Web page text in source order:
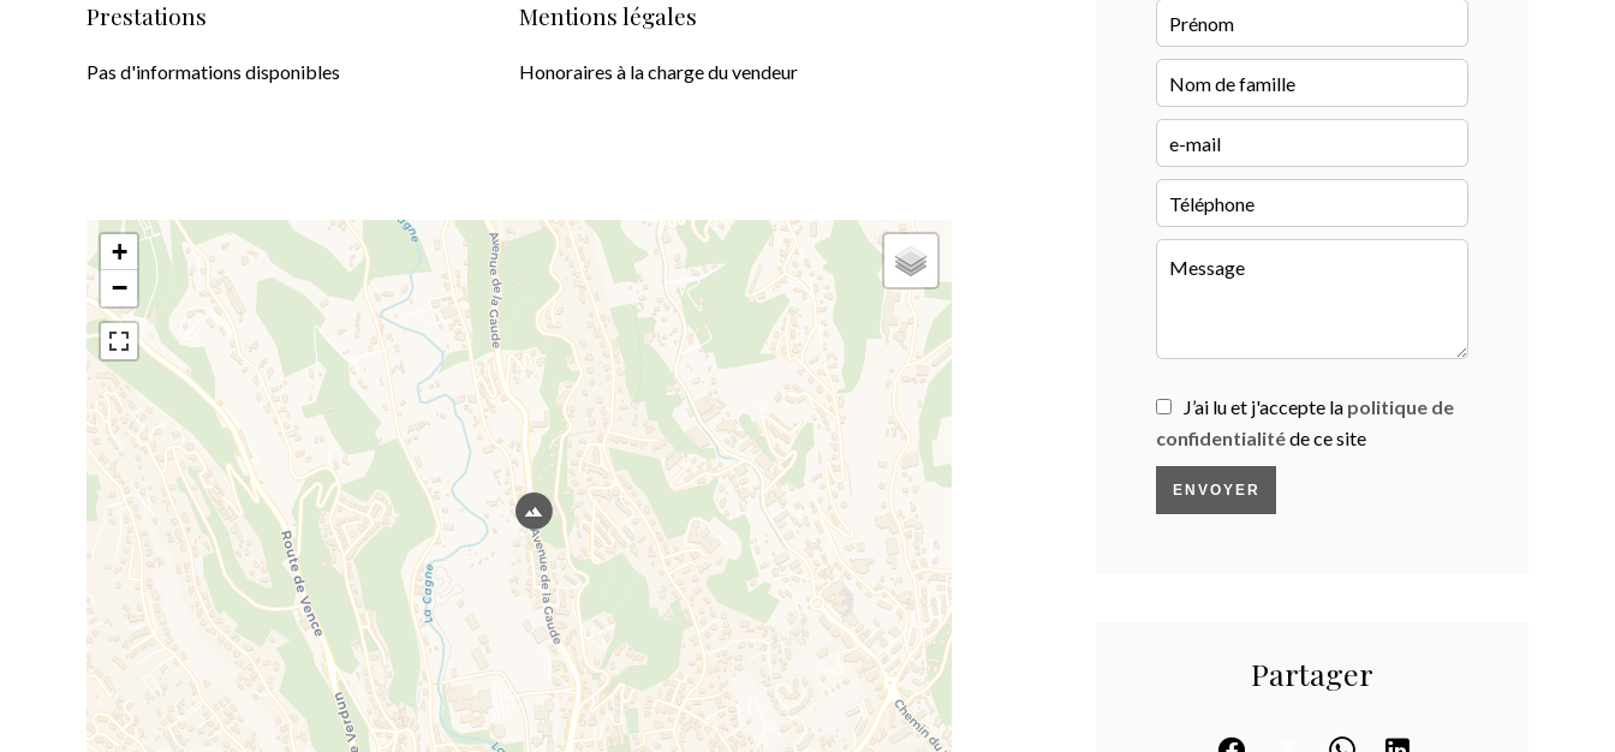
Prestations
Pas d'informations disponibles
Mentions légales
Honoraires à la charge du vendeur
+
−
J’ai lu et j'accepte la politique de
confidentialitéde ce site
ENVOYER
Partager